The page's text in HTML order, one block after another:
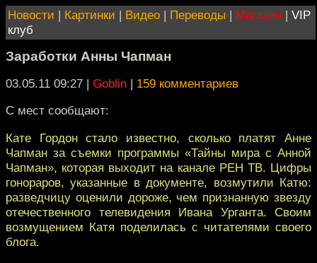
Новости | Картинки | Видео | Переводы | Магазин | VIP
клуб
Заработки Анны Чапман
03.05.11 09:27 | Goblin | 159 комментариев
С мест сообщают:
Кате Гордон стало известно, сколько платят Анне
Чапман за съемки программы «Тайны мира с Анной
Чапман», которая выходит на канале РЕН ТВ. Цифры
гонораров, указанные в документе, возмутили Катю:
разведчицу оценили дороже, чем признанную звезду
отечественного телевидения Ивана Урганта. Своим
возмущением Катя поделилась с читателями своего
блога.